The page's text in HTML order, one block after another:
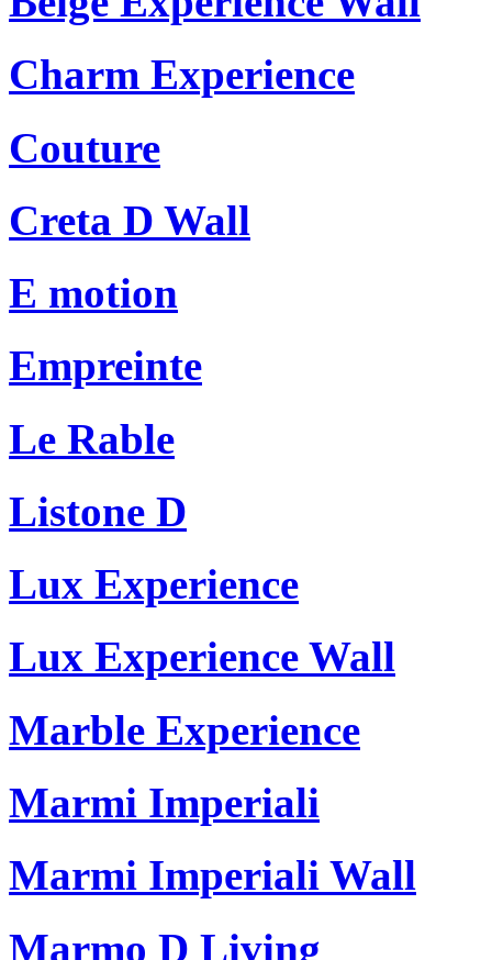
Charm Experience
Couture
Creta D Wall
E motion
Empreinte
Le Rable
Listone D
Lux Experience
Lux Experience Wall
Marble Experience
Marmi Imperiali
Marmi Imperiali Wall
Marmo D Living